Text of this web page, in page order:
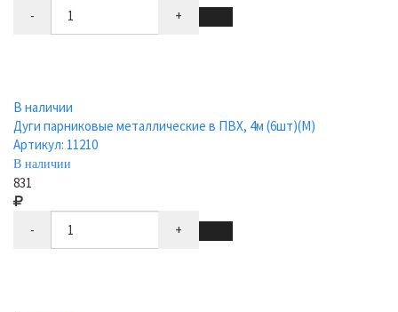
- +
В наличии
Дуги парниковые металлические в ПВХ, 4м (6шт)(М)
Артикул: 11210
В наличии
831
- +